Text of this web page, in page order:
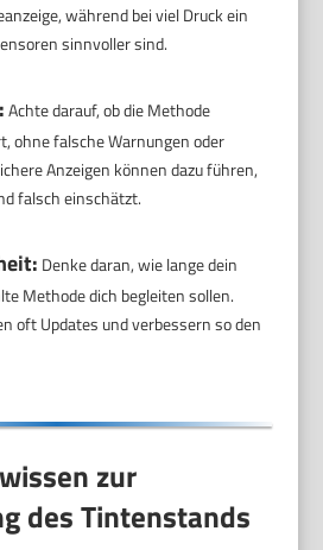
während bei viel Druck ein
sinnvoller sind.
Achte darauf, ob die Methode
ohne falsche Warnungen oder
Anzeigen können dazu führen,
falsch einschätzt.
Denke daran, wie lange dein
Methode dich begleiten sollen.
oft Updates und verbessern so den
zur
des Tintenstands